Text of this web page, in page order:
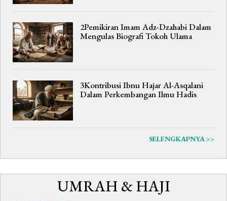
2Pemikiran Imam Adz-Dzahabi Dalam
Mengulas Biografi Tokoh Ulama
3Kontribusi Ibnu Hajar Al-Asqalani
Dalam Perkembangan Ilmu Hadis
SELENGKAPNYA >>
UMRAH & HAJI